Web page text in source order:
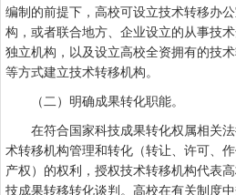
编制的前提下，高校可设立技术转移办
构，或者联合地方、企业设立的从事技
独立机构，以及设立高校全资拥有的技
等方式建立技术转移机构。
（二）明确成果转化职能。
在符合国家科技成果转化权属相关法
术转移机构管理和转化（转让、许可、
产权）的权利，授权技术转移机构代表
技成果转移转化谈判。高校在有关制度